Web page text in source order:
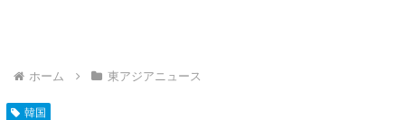
ホーム 東アジアニュース
韓国